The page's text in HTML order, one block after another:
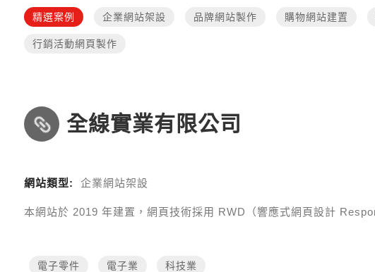
精選案例 企業網站架設 品牌網站製作 購物網站建置
行銷活動網頁製作
全線實業有限公司
網站類型: 企業網站架設
本網站於 2019 年建置，網頁技術採用 RWD（響應式網頁設計
電子零件 電子業 科技業